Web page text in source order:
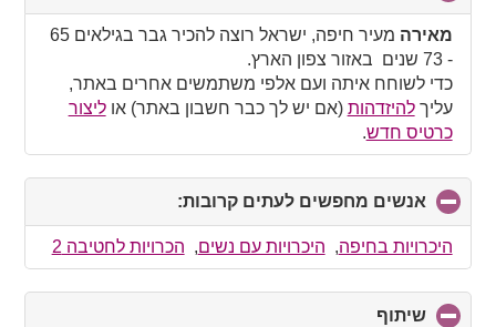
to
collapse
contents
מאירה
מעיר חיפה, ישראל רוצה להכיר גבר בגילאים 65
- 73 שנים באזור צפון הארץ.
כדי לשוחח איתה ועם אלפי משתמשים אחרים באתר,
עליךלהיזדהות (אם יש לך כבר חשבון באתר) אוליצור
כרטיס חדש.
אנשים מחפשים לעתים קרובות:
to
collapse
contents
היכרויות בחיפה, היכרויות עם נשים, הכרויות לחטיבה 2
שיתוף